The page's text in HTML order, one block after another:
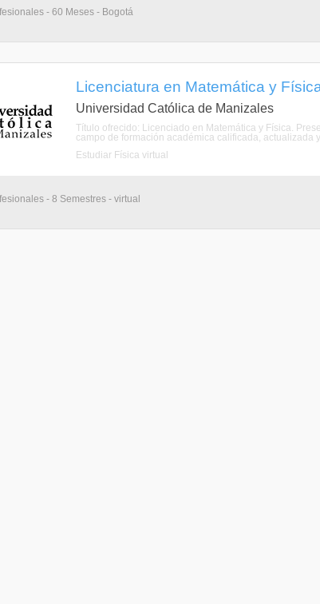
- 60 Meses - Bogotá
Licenciatura en Matemática y
Universidad Católica de Manizales
Título ofrecido: Licenciado en Matemática y Física.
campo de formación académica calificada,
Estudiar Física virtual
- 8 Semestres - virtual